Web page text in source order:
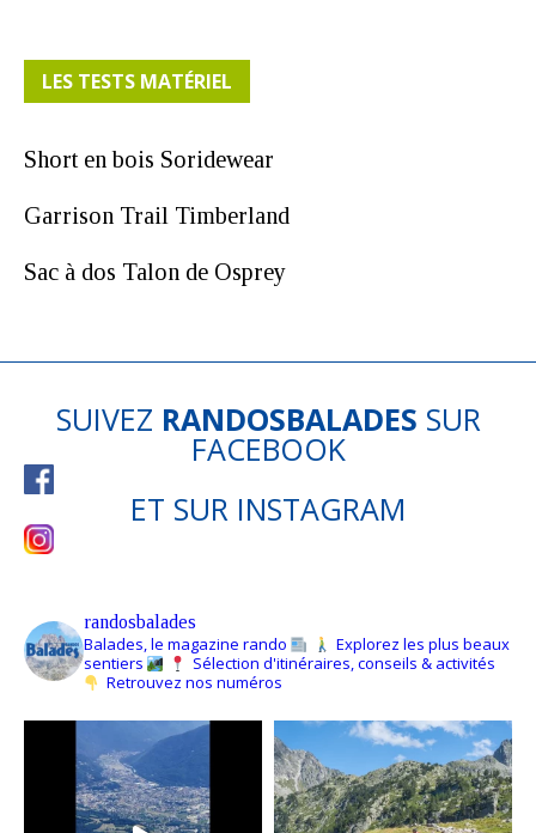
LES TESTS MATÉRIEL
Short en bois Soridewear
Garrison Trail Timberland
Sac à dos Talon de Osprey
SUIVEZ RANDOSBALADES SUR
FACEBOOK
ET SUR INSTAGRAM
randosbalades
Balades, le magazine rando
Explorez les plus beaux
sentiers
Sélection d'itinéraires, conseils & activités
Retrouvez nos numéros